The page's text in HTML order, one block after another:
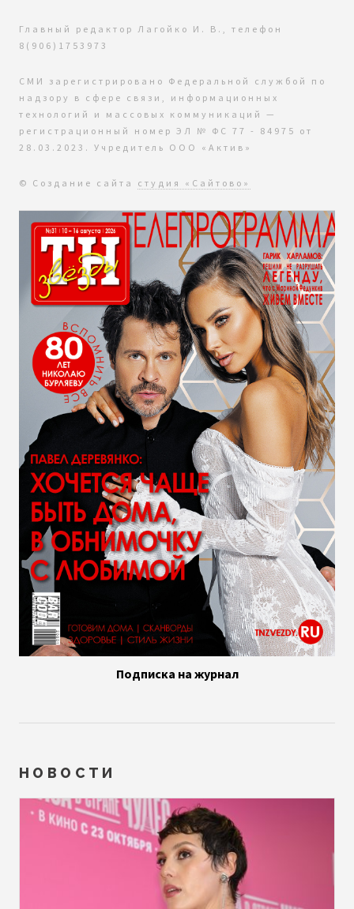
Главный редактор Лагойко И. В., телефон
8(906)1753973
СМИ зарегистрировано Федеральной службой по
надзору в сфере связи, информационных
технологий и массовых коммуникаций —
регистрационный номер ЭЛ № ФС 77 - 84975 от
28.03.2023. Учредитель ООО «Актив»
© Создание сайта студия «Сайтово»
Подписка на журнал
НОВОСТИ